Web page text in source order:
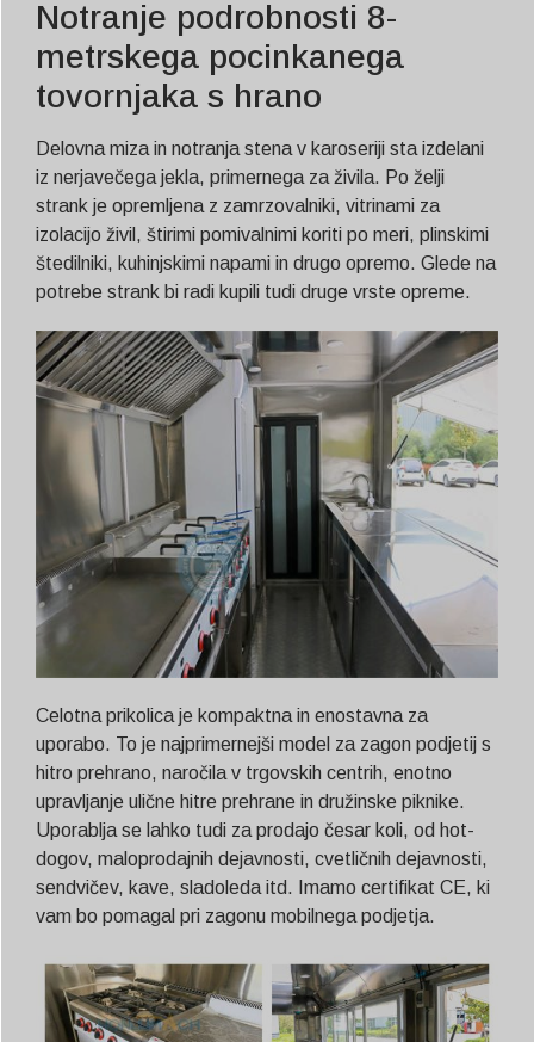
Notranje podrobnosti 8-
metrskega pocinkanega
tovornjaka s hrano
Delovna miza in notranja stena v karoseriji sta izdelani
iz nerjavečega jekla, primernega za živila. Po želji
strank je opremljena z zamrzovalniki, vitrinami za
izolacijo živil, štirimi pomivalnimi koriti po meri, plinskimi
štedilniki, kuhinjskimi napami in drugo opremo. Glede na
potrebe strank bi radi kupili tudi druge vrste opreme.
Celotna prikolica je kompaktna in enostavna za
uporabo. To je najprimernejši model za zagon podjetij s
hitro prehrano, naročila v trgovskih centrih, enotno
upravljanje ulične hitre prehrane in družinske piknike.
Uporablja se lahko tudi za prodajo česar koli, od hot-
dogov, maloprodajnih dejavnosti, cvetličnih dejavnosti,
sendvičev, kave, sladoleda itd. Imamo certifikat CE, ki
vam bo pomagal pri zagonu mobilnega podjetja.